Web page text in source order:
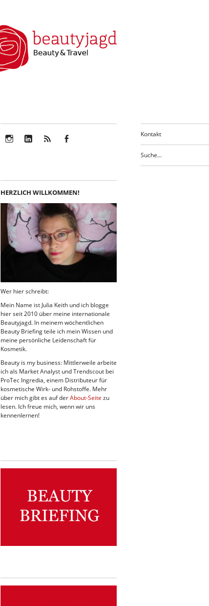
Kontakt
HERZLICH WILLKOMMEN!
Wer hier schreibt:
Mein Name ist Julia Keith und ich blogge
hier seit 2010 über meine internationale
Beautyjagd. In meinem wöchentlichen
Beauty Briefing teile ich mein Wissen und
meine persönliche Leidenschaft für
Kosmetik.
Beauty is my business: Mittlerweile arbeite
ich als Market Analyst und Trendscout bei
ProTec Ingredia, einem Distributeur für
kosmetische Wirk- und Rohstoffe. Mehr
über mich gibt es auf derAbout-Seite zu
lesen. Ich freue mich, wenn wir uns
kennenlernen!